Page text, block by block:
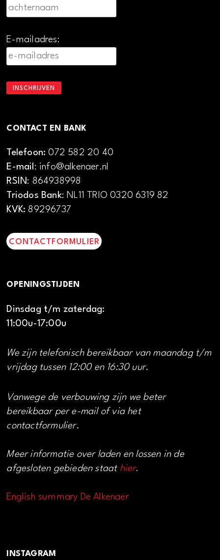
E-mailadres:
CONTACT EN BANK
Telefoon:072 582 20 40
E-mail: info@alkenaer.nl
RSIN: 864938998
Triodos Bank: NL11 TRIO 0320 6319 82
KVK: 89296737
CONTACTFORMULIER
OPENINGSTIJDEN
Dinsdag t/m zaterdag:
11:00u-17:00u
We zijn telefonisch bereikbaar van maandag t/m
vrijdag tussen 12:00 en 16:30 uur.
Vanwege de verbouwing zijn we beter
bereikbaar per e-mail of via het
contactformulier.
Meer informatie over laden en lossen in de
afgesloten gebieden staat hier.
English summary De Alkenaer
INSTAGRAM